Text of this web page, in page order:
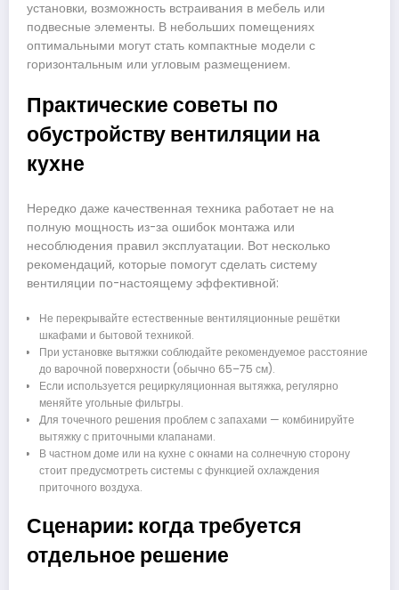
установки, возможность встраивания в мебель или
подвесные элементы. В небольших помещениях
оптимальными могут стать компактные модели с
горизонтальным или угловым размещением.
Практические советы по
обустройству вентиляции на
кухне
Нередко даже качественная техника работает не на
полную мощность из-за ошибок монтажа или
несоблюдения правил эксплуатации. Вот несколько
рекомендаций, которые помогут сделать систему
вентиляции по-настоящему эффективной:
Не перекрывайте естественные вентиляционные решётки
шкафами и бытовой техникой.
При установке вытяжки соблюдайте рекомендуемое расстояние
до варочной поверхности (обычно 65–75 см).
Если используется рециркуляционная вытяжка, регулярно
меняйте угольные фильтры.
Для точечного решения проблем с запахами — комбинируйте
вытяжку с приточными клапанами.
В частном доме или на кухне с окнами на солнечную сторону
стоит предусмотреть системы с функцией охлаждения
приточного воздуха.
Сценарии: когда требуется
отдельное решение